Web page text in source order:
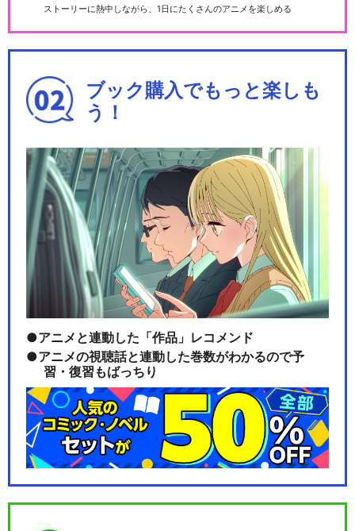
ストーリーに熱中しながら、1日にたくさんのアニメを楽しめる
ブック購入でもっと楽しも
う！
アニメと連動した「作品」レコメンド
アニメの視聴話と連動した巻数がわかるので予
習・復習もばっちり